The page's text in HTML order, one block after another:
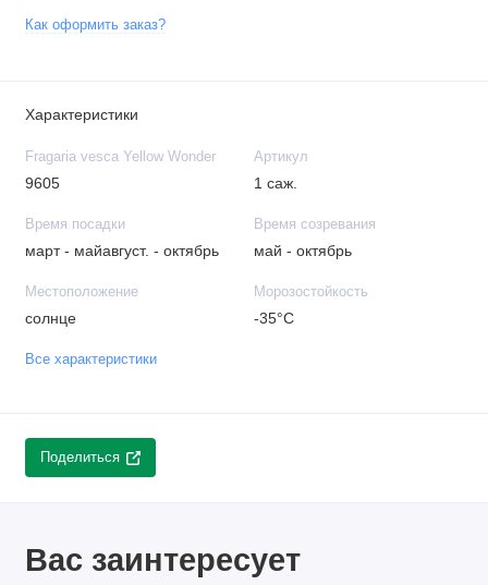
Как оформить заказ?
Характеристики
Fragaria vesca Yellow Wonder
9605
Артикул
1 саж.
Время посадки
март - майавгуст. - октябрь
Время созревания
май - октябрь
Местоположение
солнце
Морозостойкость
-35°С
Все характеристики
Поделиться
Вас заинтересует